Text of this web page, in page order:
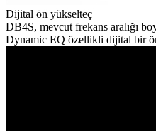
Dijital ön yükselteç
DB4S, mevcut frekans aralığı
Dynamic EQ özellikli dijital bir